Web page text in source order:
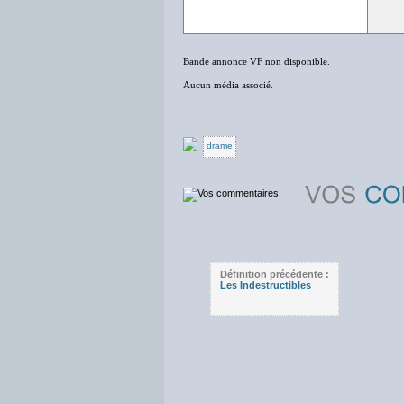
Bande annonce VF non disponible.
Aucun média associé.
drame
Définition précédente :
Les Indestructibles